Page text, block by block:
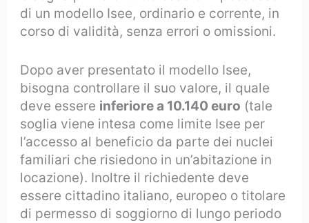
di un modello Isee, ordinario e corrente, in
corso di validità, senza errori o omissioni.
Dopo aver presentato il modello Isee,
bisogna controllare il suo valore, il quale
deve essere inferiore a 10.140 euro (tale
soglia viene intesa come limite Isee per
l’accesso al beneficio da parte dei nuclei
familiari che risiedono in un’abitazione in
locazione). Inoltre il richiedente deve
essere cittadino italiano, europeo o titolare
di permesso di soggiorno di lungo periodo